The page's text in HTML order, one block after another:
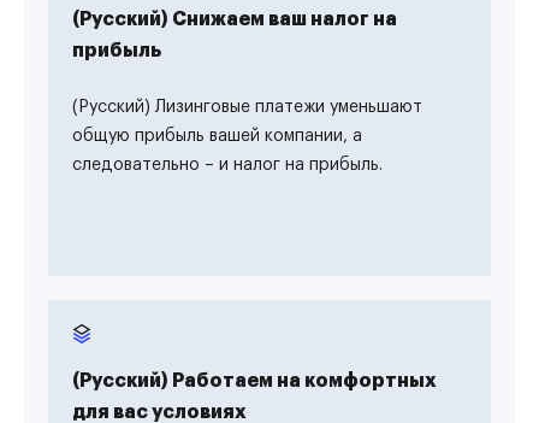
(Русский) Снижаем ваш налог на
прибыль
(Русский) Лизинговые платежи уменьшают
общую прибыль вашей компании, а
следовательно – и налог на прибыль.
(Русский) Работаем на комфортных
для вас условиях